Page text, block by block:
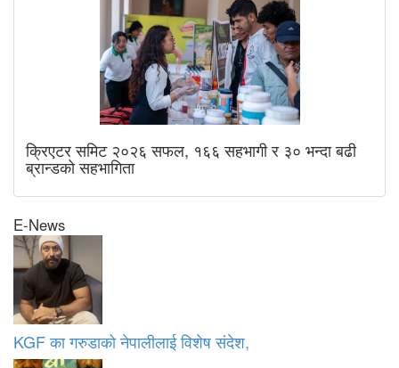
क्रिएटर समिट २०२६ सफल, १६६ सहभागी र ३० भन्दा बढी
ब्रान्डको सहभागिता
E-News
KGF का गरुडाको नेपालीलाई विशेष संदेश,